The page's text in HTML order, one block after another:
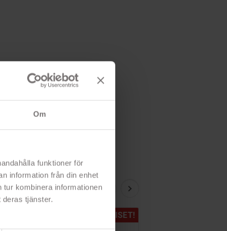
Om
funktioner för
information från din enhet
kombinera informationen
deras tjänster.
PRISET!